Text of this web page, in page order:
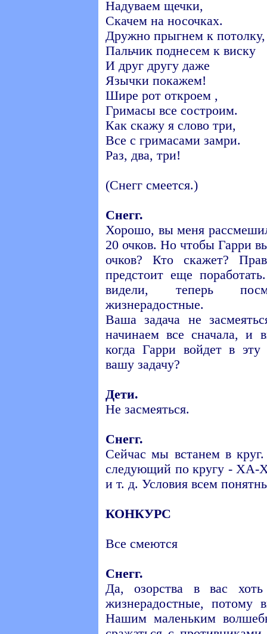
Надуваем щечки,
Скачем на носочках.
Дружно прыгнем к потолку,
Пальчик поднесем к виску
И друг другу даже
Язычки покажем!
Шире рот откроем ,
Гримасы все состроим.
Как скажу я слово три,
Все с гримасами замри.
Раз, два, три!
(Снегг смеется.)
Снегг.
Хорошо, вы меня
20 очков. Но чтобы Гарри
очков? Кто скажет?
предстоит еще
видели, теперь
жизнерадостные.
Ваша задача не
начинаем все сначала, и
когда Гарри войдет в
вашу задачу?
Дети.
Не засмеяться.
Снегг.
Сейчас мы встанем в
следующий по кругу -
и т. д. Условия всем
КОНКУРС
Все смеются
Снегг.
Да, озорства в вас
жизнерадостные, потому
Нашим маленьким